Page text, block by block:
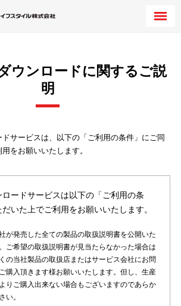
ウンロードに関するご説
明
サービスは、以下の「ご利用の条件」にご同
をお願いいたします。
ードサービスは以下の「ご利用の条
いた上でご利用をお願いいたします。
が発売した全ての製品の取扱説明書を公開いた
ご希望の取扱説明書が見当たらなかった場合は
の当社製品の取扱店またはサービス会社にお問
購入頂きます様お願いいたします。但し、生産
りご購入出来ない場合もございますのであらか
い。